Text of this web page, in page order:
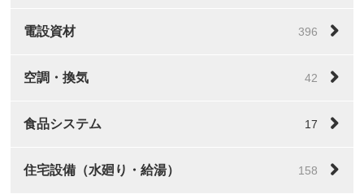
電設資材 396
空調・換気 42
食品システム 17
住宅設備（水廻り・給湯） 158